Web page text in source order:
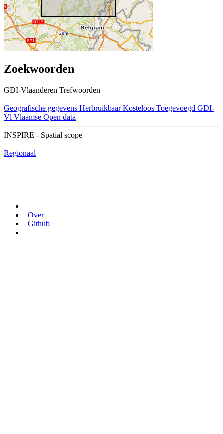
Zoekwoorden
GDI-Vlaanderen Trefwoorden
Geografische gegevens Herbruikbaar Kosteloos Toegevoegd GDI-
Vl Vlaamse Open data
INSPIRE - Spatial scope
Regionaal
Over
Github